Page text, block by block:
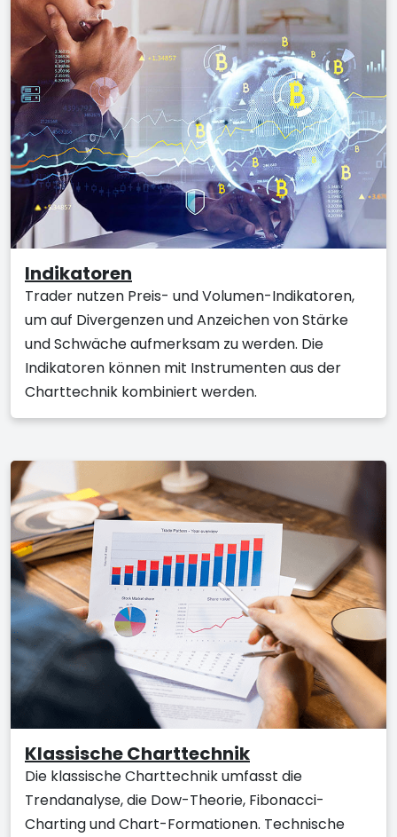
Indikatoren
Trader nutzen Preis- und Volumen-Indikatoren,
um auf Divergenzen und Anzeichen von Stärke
und Schwäche aufmerksam zu werden. Die
Indikatoren können mit Instrumenten aus der
Charttechnik kombiniert werden.
Klassische Charttechnik
Die klassische Charttechnik umfasst die
Trendanalyse, die Dow-Theorie, Fibonacci-
Charting und Chart-Formationen. Technische